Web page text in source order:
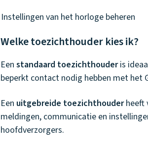
Instellingen van het horloge beheren
Welke toezichthouder kies ik?
Een standaard toezichthouderis
beperkt contact nodig hebben met het
Een uitgebreide toezichthouderheeft
meldingen, communicatie en
hoofdverzorgers.